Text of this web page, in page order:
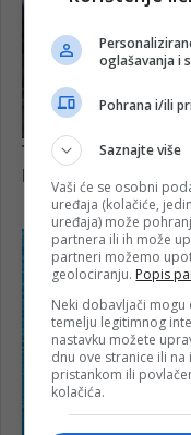
oglašavanja i
Pohrana i/ili
Saznajte više
Vaši će se osobni
uređaja (kolačiće,
uređaja) može
partnera ili ih može
partneri možemo
geolociranju. Popis
Neki dobavljači
temelju legitimnog
nastavku možete
dnu ove stranice ili
pristankom ili
kolačića.